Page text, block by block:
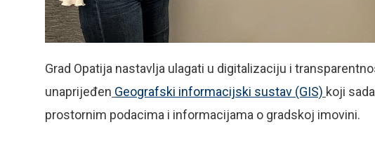
Grad Opatija nastavlja ulagati u digitalizaciju i
unaprijeđen Geografski informacijski sustav (GIS) koji
prostornim podacima i informacijama o gradskoj imovini.